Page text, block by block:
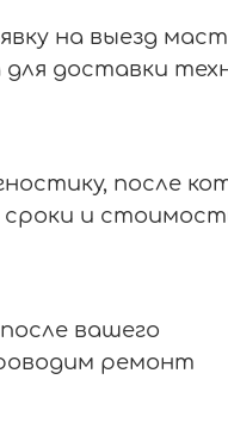
на выезд
для доставки
после
и
вашего
ремонт